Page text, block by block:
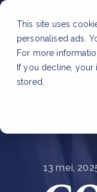
This site uses
personalised ads.
For more
If you decline,
stored.
13 mei,